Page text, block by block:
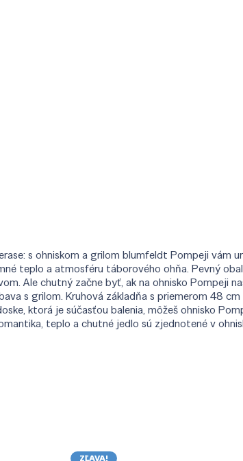
s ohniskom a grilom blumfeldt Pompeji vám
teplo a atmosféru táborového ohňa. Pevný
Ale chutný začne byť, ak na ohnisko Pompeji
s grilom. Kruhová základňa s priemerom 48
ktorá je súčasťou balenia, môžeš ohnisko
teplo a chutné jedlo sú zjednotené v
ZĽAVA!